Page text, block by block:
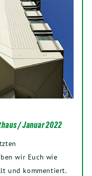
/ Januar 2022
wir Euch wie
und kommentiert.